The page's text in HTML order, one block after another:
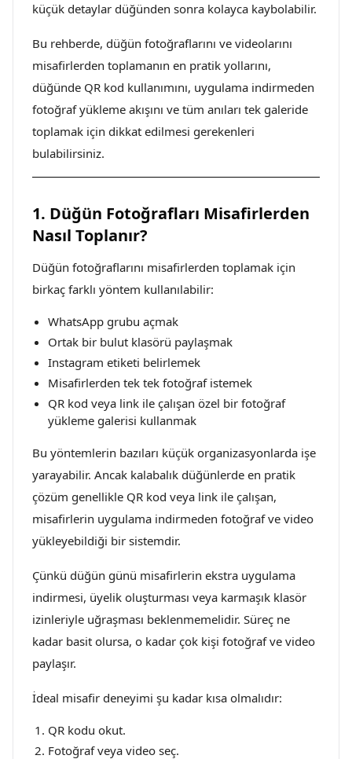
küçük detaylar düğünden sonra kolayca kaybolabilir.
Bu rehberde, düğün fotoğraflarını ve videolarını
misafirlerden toplamanın en pratik yollarını,
düğünde QR kod kullanımını, uygulama indirmeden
fotoğraf yükleme akışını ve tüm anıları tek galeride
toplamak için dikkat edilmesi gerekenleri
bulabilirsiniz.
1. Düğün Fotoğrafları Misafirlerden
Nasıl Toplanır?
Düğün fotoğraflarını misafirlerden toplamak için
birkaç farklı yöntem kullanılabilir:
WhatsApp grubu açmak
Ortak bir bulut klasörü paylaşmak
Instagram etiketi belirlemek
Misafirlerden tek tek fotoğraf istemek
QR kod veya link ile çalışan özel bir fotoğraf
yükleme galerisi kullanmak
Bu yöntemlerin bazıları küçük organizasyonlarda işe
yarayabilir. Ancak kalabalık düğünlerde en pratik
çözüm genellikle QR kod veya link ile çalışan,
misafirlerin uygulama indirmeden fotoğraf ve video
yükleyebildiği bir sistemdir.
Çünkü düğün günü misafirlerin ekstra uygulama
indirmesi, üyelik oluşturması veya karmaşık klasör
izinleriyle uğraşması beklenmemelidir. Süreç ne
kadar basit olursa, o kadar çok kişi fotoğraf ve video
paylaşır.
İdeal misafir deneyimi şu kadar kısa olmalıdır:
QR kodu okut.
Fotoğraf veya video seç.